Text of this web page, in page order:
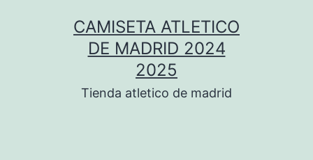
CAMISETA ATLETICO
DE MADRID 2024
2025
Tienda atletico de madrid